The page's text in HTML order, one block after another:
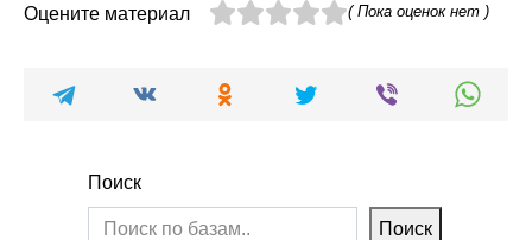
Оцените материал ( Пока оценок нет )
Поиск
Поиск